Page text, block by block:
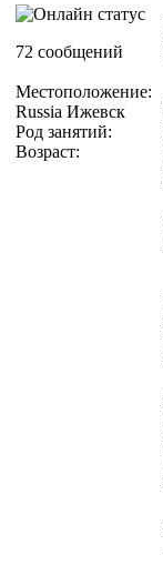
72 сообщений
Местоположение:
Russia Ижевск
Род занятий:
Возраст: